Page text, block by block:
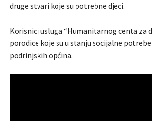
druge stvari koje su potrebne djeci.
Korisnici usluga “Humanitarnog centa za
porodice koje su u stanju socijalne potrebe
podrinjskih općina.